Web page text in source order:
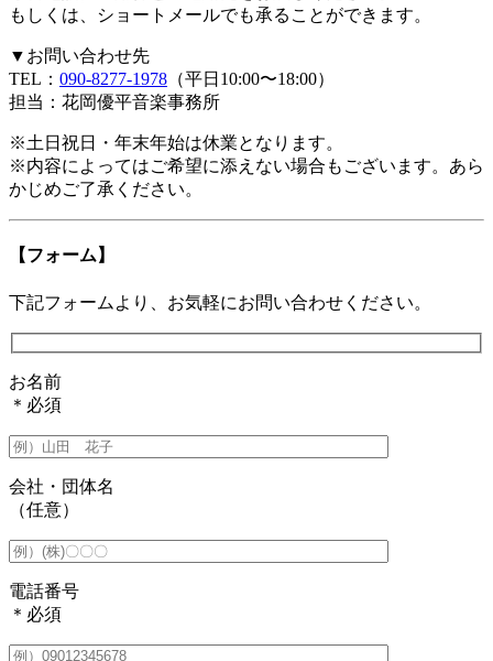
もしくは、ショートメールでも承ることができます。
▼お問い合わせ先
TEL： 090-8277-1978 （平日10:00〜18:00）
担当：花岡優平音楽事務所
※土日祝日・年末年始は休業となります。
※内容によってはご希望に添えない場合もございます。あら
かじめご了承ください。
【フォーム】
下記フォームより、お気軽にお問い合わせください。
お名前
＊必須
会社・団体名
（任意）
電話番号
＊必須